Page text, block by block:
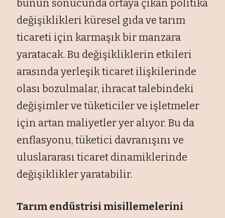
bunun sonucunda ortaya çıkan politika
değişiklikleri küresel gıda ve tarım
ticareti için karmaşık bir manzara
yaratacak. Bu değişikliklerin etkileri
arasında yerleşik ticaret ilişkilerinde
olası bozulmalar, ihracat talebindeki
değişimler ve tüketiciler ve işletmeler
için artan maliyetler yer alıyor. Bu da
enflasyonu, tüketici davranışını ve
uluslararası ticaret dinamiklerinde
değişiklikler yaratabilir.
Tarım endüstrisi misillemelerini